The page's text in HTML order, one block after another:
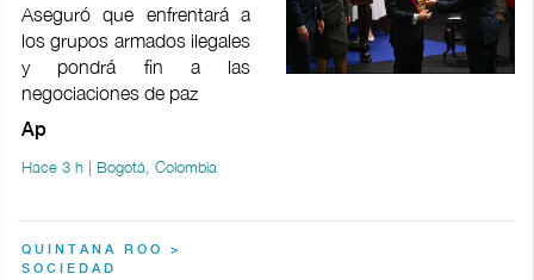
Aseguró que enfrentará a
los grupos armados ilegales
y pondrá fin a las
negociaciones de paz
Ap
Hace 3 h | Bogotá, Colombia
QUINTANA ROO >
SOCIEDAD